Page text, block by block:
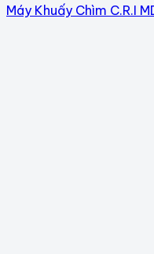
Máy Khuấy Chìm C.R.I